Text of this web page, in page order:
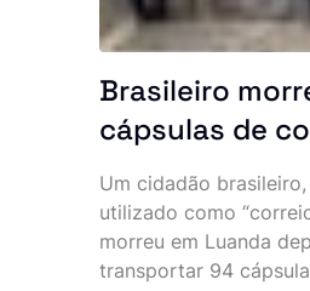
Brasileiro
cápsulas de
abdómen e SIC
desmantela
rede
Um cidadão
utilizado como
morreu em Luanda
transportar 94